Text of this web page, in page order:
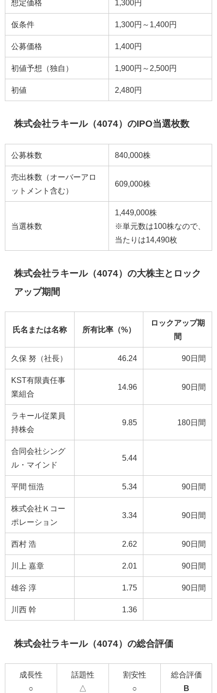
想定価格 1,300円
仮条件 1,300円～1,400円
公募価格 1,400円
初値予想（独自） 1,900円～2,500円
初値 2,480円
株式会社ラキール（4074）のIPO当選枚数
公募株数 840,000株
売出株数（オーバーアロ
ットメント含む）
609,000株
当選株数
1,449,000株
※単元数は100株なので、
当たりは14,490枚
株式会社ラキール（4074）の大株主とロック
アップ期間
氏名または名称 所有比率（%）
ロックアップ期
間
久保 努（社長） 46.24 90日間
KST有限責任事
業組合
14.96 90日間
ラキール従業員
持株会
9.85 180日間
合同会社シング
ル・マインド
5.44
平間 恒浩 5.34 90日間
株式会社Ｋコー
ポレーション
3.34 90日間
西村 浩 2.62 90日間
川上 嘉章 2.01 90日間
雄谷 淳 1.75 90日間
川西 幹 1.36
株式会社ラキール（4074）の総合評価
成長性
○
話題性
△
割安性
○
総合評価
B